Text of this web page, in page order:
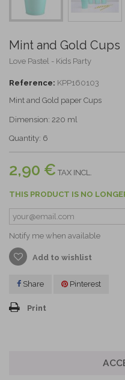
Mint and Gold Cups
Love Pastel - Kids Party
Reference: KPP160103
Mint and Gold paper Cups
Dimension: 220 ml
Quantity: 6
2,90 € TAX INCL.
THIS PRODUCT IS NO
Notify me when available
Add to wishlist
Share Pinterest
Print